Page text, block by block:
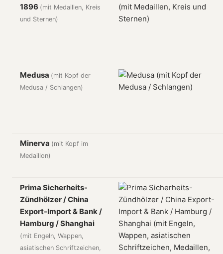
1896 (mit Medaillen, Kreis
und Sternen)
Medusa (mit Kopf der
Medusa / Schlangen)
Minerva (mit Kopf im
Medaillon)
Prima Sicherheits-
Zündhölzer / China
Export-Import & Bank /
Hamburg / Shanghai
(mit Engeln, Wappen,
asiatischen Schriftzeichen,